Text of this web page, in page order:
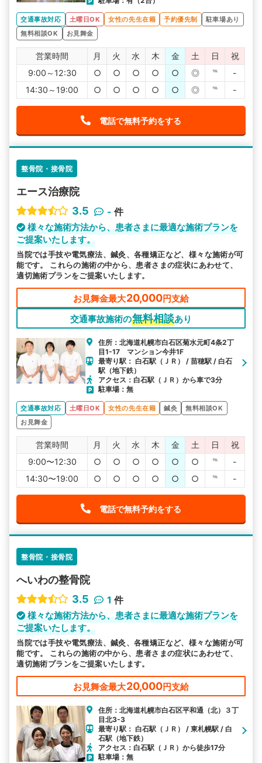
交通事故対応 土曜日OK 女性の先生在籍 予約優先制
駐車場あり
無料相談OK
お見舞金
営業時間 月 火 水 木 金 土 日
祝
9:00～12:30
○ ○ ○ ○ ○ ◎ ℡
-
14:30～19:00
○ ○ ○ ○ ○ ◎ ℡ -
電話で無料予約をする
整骨院・接骨院
エース治療院
3.5
- 件
様々な施術方法から、患者さまに最適な施術プランを
ご提案いたします。
当院では手技や電気療法、鍼灸、各種矯正など、様々な施術が可
能です。 これらの施術の中から、患者さまの症状にあわせて、
適切施術プランをご提案いたします。
お見舞金最大20,000円支給
交通事故施術の無料相談あり
住所：北海道札幌市白石区菊水元町4条2丁
目1-17 マンション今井1F
最寄り駅： 白石駅（ＪＲ） / 苗穂駅 / 白石
駅（地下鉄）
アクセス：白石駅（ＪＲ）から車で3分
駐車場：無
交通事故対応 土曜日OK 女性の先生在籍 鍼灸
無料相談OK
お見舞金
営業時間 月 火 水 木 金 土 日
祝
9:00〜12:30
○ ○ ○ ○ ○ ○ ℡
-
14:30〜19:00
○ ○ ○ ○ ○ ○ ℡ -
電話で無料予約をする
整骨院・接骨院
へいわの整骨院
3.5
1 件
様々な施術方法から、患者さまに最適な施術プランを
ご提案いたします。
当院では手技や電気療法、鍼灸、各種矯正など、様々な施術が可
能です。 これらの施術の中から、患者さまの症状にあわせて、
適切施術プランをご提案いたします。
お見舞金最大20,000円支給
住所：北海道札幌市白石区平和通（北）３丁
目北3-3
最寄り駅： 白石駅（ＪＲ） / 東札幌駅 / 白
石駅（地下鉄）
アクセス：白石駅（ＪＲ）から徒歩17分
駐車場：無